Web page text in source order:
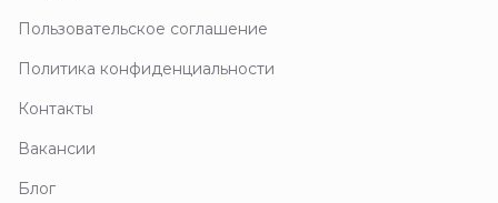
Пользовательское соглашение
Политика конфиденциальности
Контакты
Вакансии
Блог